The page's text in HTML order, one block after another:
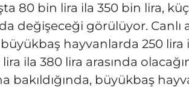
80 bin lira ila 350 bin lira,
değişeceği görülüyor. Canlı
hayvanlarda 250 lira
ila 380 lira arasında
bakıldığında, büyükbaş